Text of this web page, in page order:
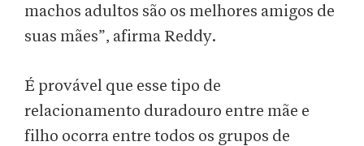
machos adultos são os melhores amigos de
suas mães”, afirma Reddy.
É provável que esse tipo de
relacionamento duradouro entre mãe e
filho ocorra entre todos os grupos de